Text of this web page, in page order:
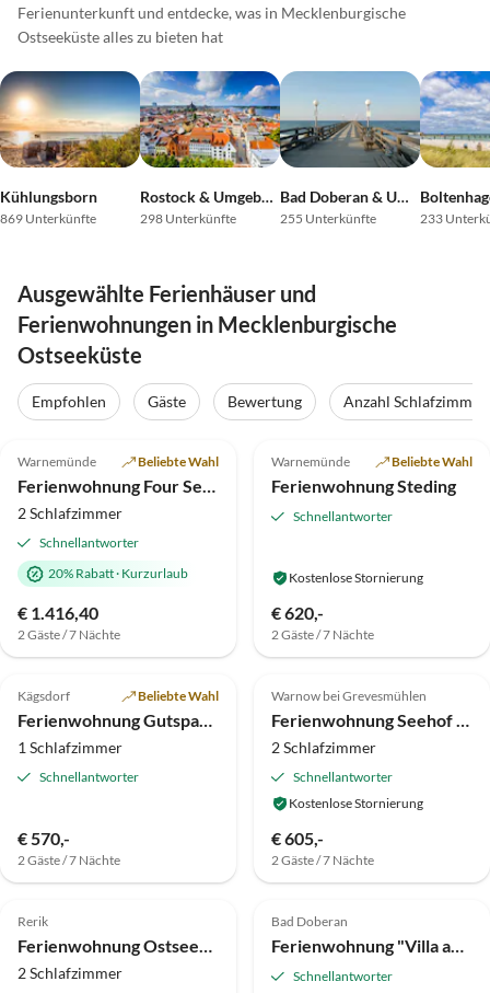
Ferienunterkunft und entdecke, was in Mecklenburgische
Ostseeküste alles zu bieten hat
Kühlungsborn
869 Unterkünfte
Rostock & Umgebung
298 Unterkünfte
Bad Doberan & Umgebung
255 Unterkünfte 233
Ausgewählte Ferienhäuser und
Ferienwohnungen in Mecklenburgische
Ostseeküste
Empfohlen Gäste Bewertung Anzahl Schlafzimmer
Top-Inserat
Warnemünde Beliebte Wahl
Ferienwohnung Four Seasons Sky
2 Schlafzimmer
Schnellantworter
20% Rabatt· Kurzurlaub
€ 1.416,40
2 Gäste / 7 Nächte
Top-Inserat
Warnemünde Beliebte Wahl
Ferienwohnung Steding
Schnellantworter
Kostenlose Stornierung
€ 620,-
2 Gäste / 7 Nächte
Top-Inserat
4.8 (3)
Kägsdorf Beliebte Wahl
Ferienwohnung Gutspark Seeblick
1 Schlafzimmer
Schnellantworter
€ 570,-
2 Gäste / 7 Nächte
Top-Inserat
5.0 (2)
Warnow bei Grevesmühlen
Ferienwohnung Seehof "Seewiese"
2 Schlafzimmer
Schnellantworter
Kostenlose Stornierung
€ 605,-
2 Gäste / 7 Nächte
Top-Inserat
5.0 (2)
Rerik
Ferienwohnung Ostseesand 4 Reriker Tied
2 Schlafzimmer
Top-Inserat
5.0 (1)
Bad Doberan
Ferienwohnung "Villa am Waldweg"
Schnellantworter